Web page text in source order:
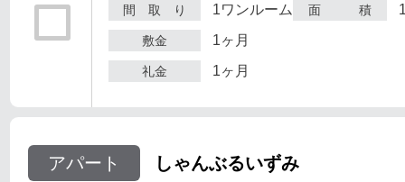
間 取 り 1ワンルーム 面 積
敷金 1ヶ月
礼金 1ヶ月
アパート しゃんぶるいずみ